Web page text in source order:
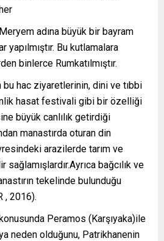
adına büyük bir bayram
Bu kutlamalara
binlerce Rumkatılmıştır.
bu hac ziyaretlerinin, dini ve tıbbi
hasat festivali gibi bir özelliği
büyük canlılık getirdiği
manastırda oturan din
arazilerde tarım ve
sağlamışlardır.Ayrıca bağcılık ve
tekelinde bulunduğu
, 2016).
Peramos (Karşıyaka)ile
neden olduğunu, Patrikhanenin